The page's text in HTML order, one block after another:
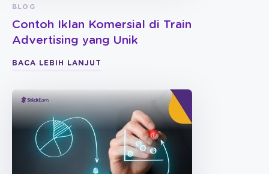
BLOG
Contoh Iklan Komersial di Train
Advertising yang Unik
BACA LEBIH LANJUT